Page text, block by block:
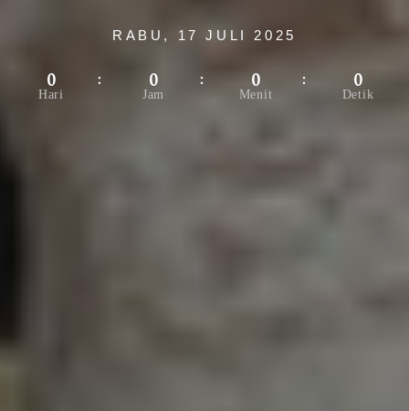
RABU, 17 JULI 2025
0
Hari
0
Jam
0
Menit
0
Detik